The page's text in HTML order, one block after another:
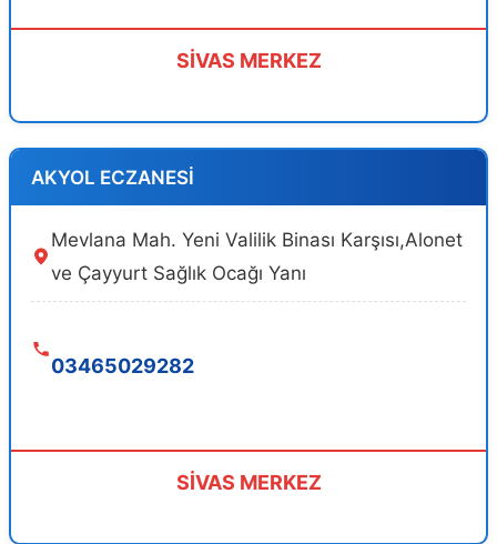
SİVAS MERKEZ
AKYOL ECZANESİ
Mevlana Mah. Yeni Valilik Binası Karşısı,Alonet
ve Çayyurt Sağlık Ocağı Yanı
03465029282
SİVAS MERKEZ